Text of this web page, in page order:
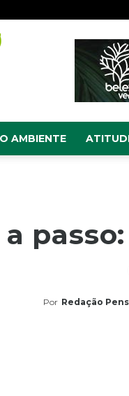
AMBIENTE
a
Por Redação